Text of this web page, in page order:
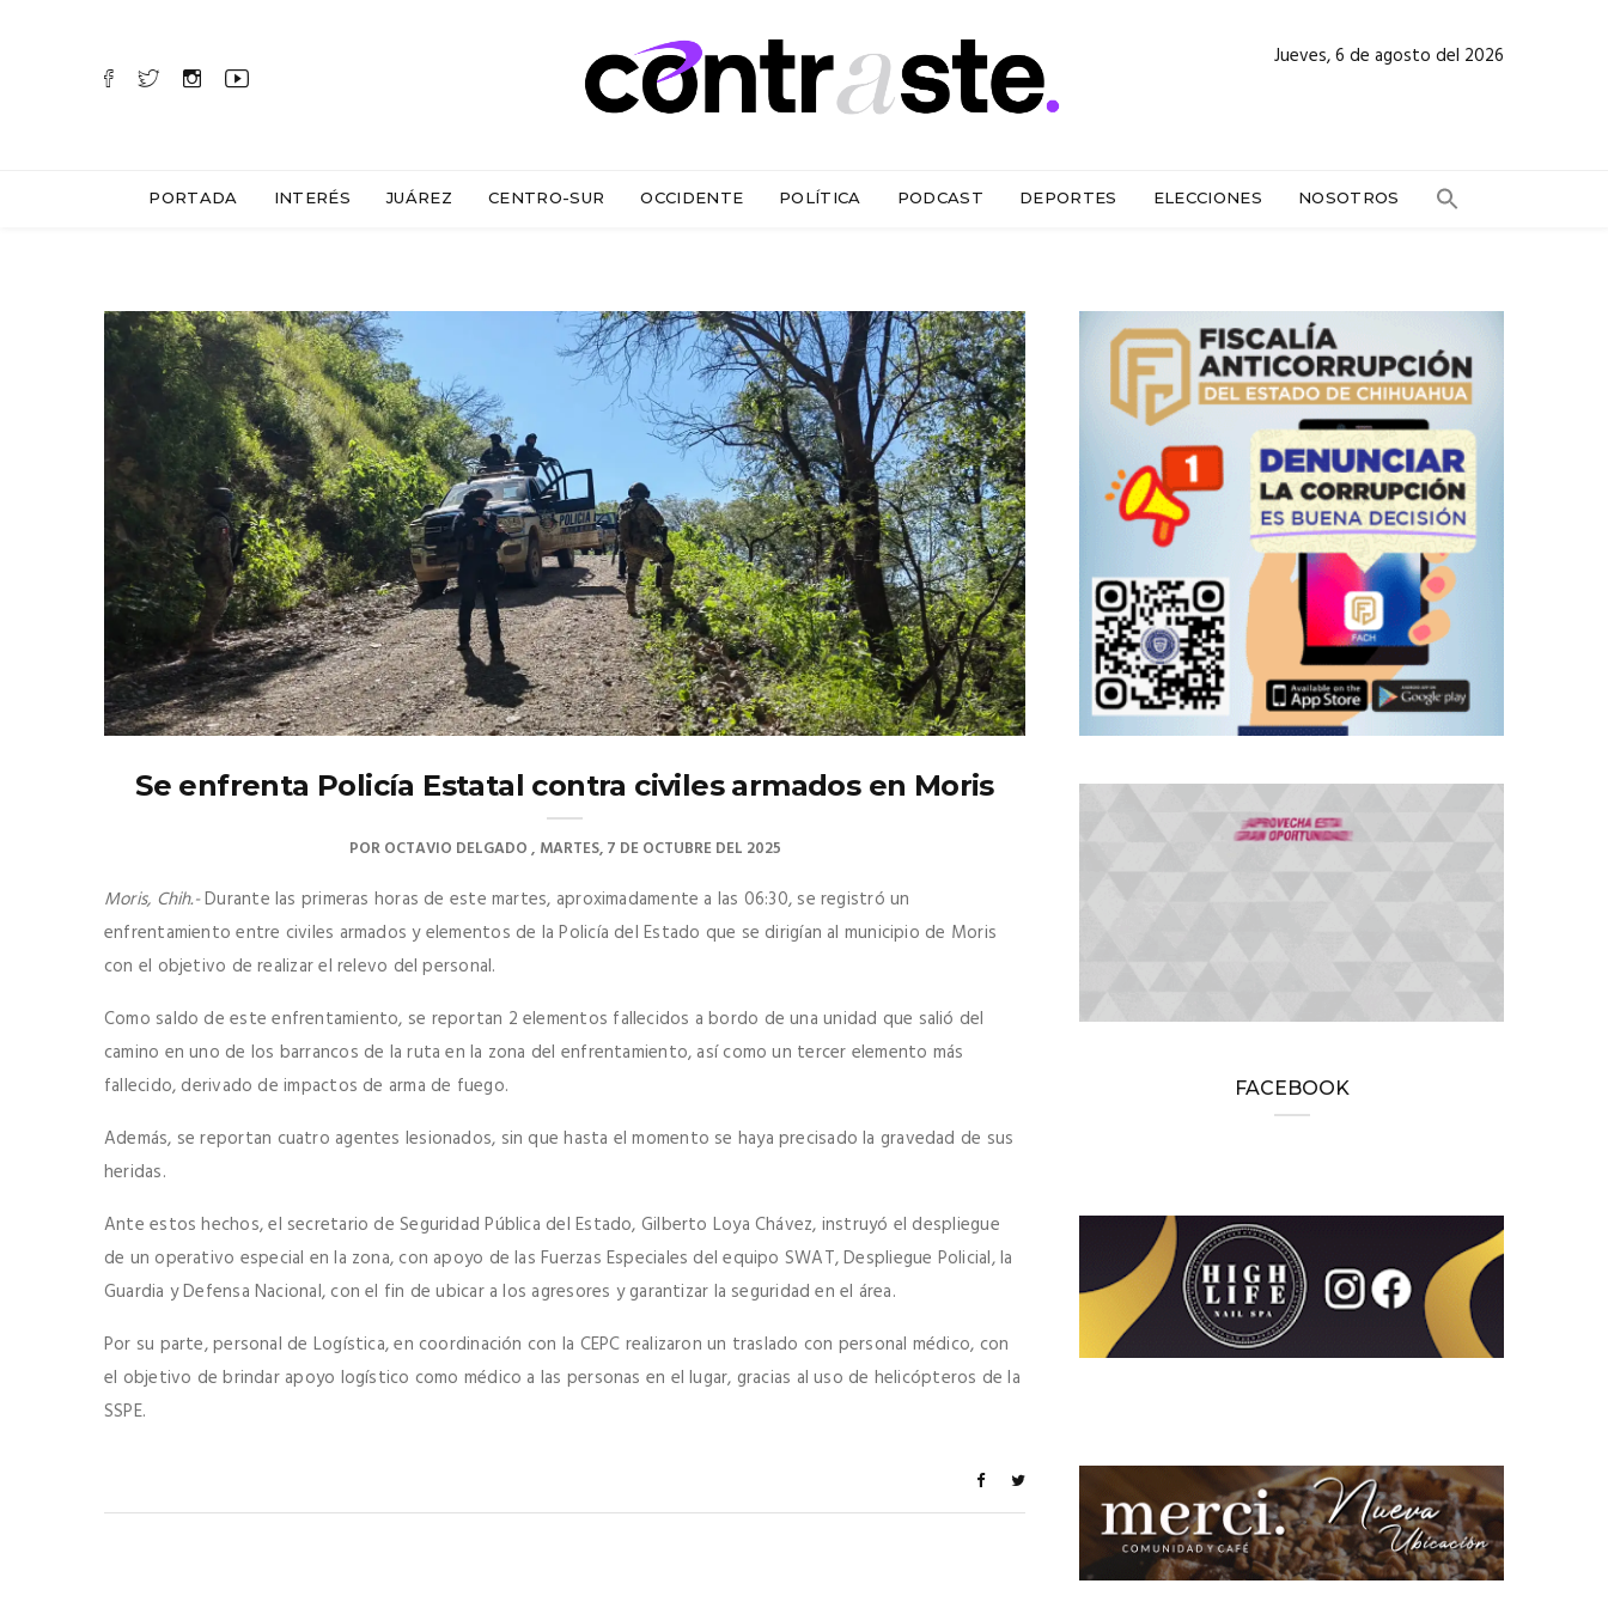
Jueves, 6 de agosto del 2026
PORTADA INTERÉS JUÁREZ CENTRO-SUR OCCIDENTE POLÍTICA PODCAST DEPORTES ELECCIONES NOSOTROS
Se enfrenta Policía Estatal contra civiles armados en Moris
POROCTAVIO DELGADO MARTES, 7 DE OCTUBRE DEL 2025
Moris, Chih.-Durante las primeras horas de este martes, aproximadamente a las 06:30, se registró un
enfrentamiento entre civiles armados y elementos de la Policía del Estado que se dirigían al municipio de Moris
con el objetivo de realizar el relevo del personal.
Como saldo de este enfrentamiento, se reportan 2 elementos fallecidos a bordo de una unidad que salió del
camino en uno de los barrancos de la ruta en la zona del enfrentamiento, así como un tercer elemento más
fallecido, derivado de impactos de arma de fuego.
Además, se reportan cuatro agentes lesionados, sin que hasta el momento se haya precisado la gravedad de sus
heridas.
Ante estos hechos, el secretario de Seguridad Pública del Estado, Gilberto Loya Chávez, instruyó el despliegue
de un operativo especial en la zona, con apoyo de las Fuerzas Especiales del equipo SWAT, Despliegue Policial, la
Guardia y Defensa Nacional, con el fin de ubicar a los agresores y garantizar la seguridad en el área.
Por su parte, personal de Logística, en coordinación con la CEPC realizaron un traslado con personal médico, con
el objetivo de brindar apoyo logístico como médico a las personas en el lugar, gracias al uso de helicópteros de la
SSPE.
FACEBOOK